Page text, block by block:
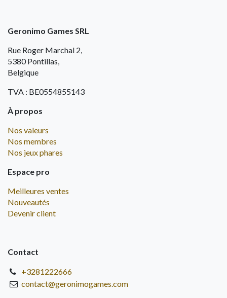
Geronimo Games SRL
Rue Roger Marchal 2,
5380 Pontillas,
Belgique
TVA : BE0554855143
À propos
Nos valeurs
Nos membres
Nos jeux phares
Espace pro
Meilleures ventes
Nouveautés
Devenir client
Contact
+3281222666
contact@geronimogames.com